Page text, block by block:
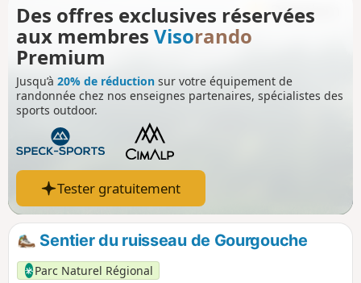
Des offres exclusives réservées
aux membres Visorando
Premium
Jusqu’à 20% de réduction sur votre équipement de
randonnée chez nos enseignes partenaires, spécialistes des
sports outdoor.
Tester gratuitement
Sentier du ruisseau de Gourgouche
Parc Naturel Régional